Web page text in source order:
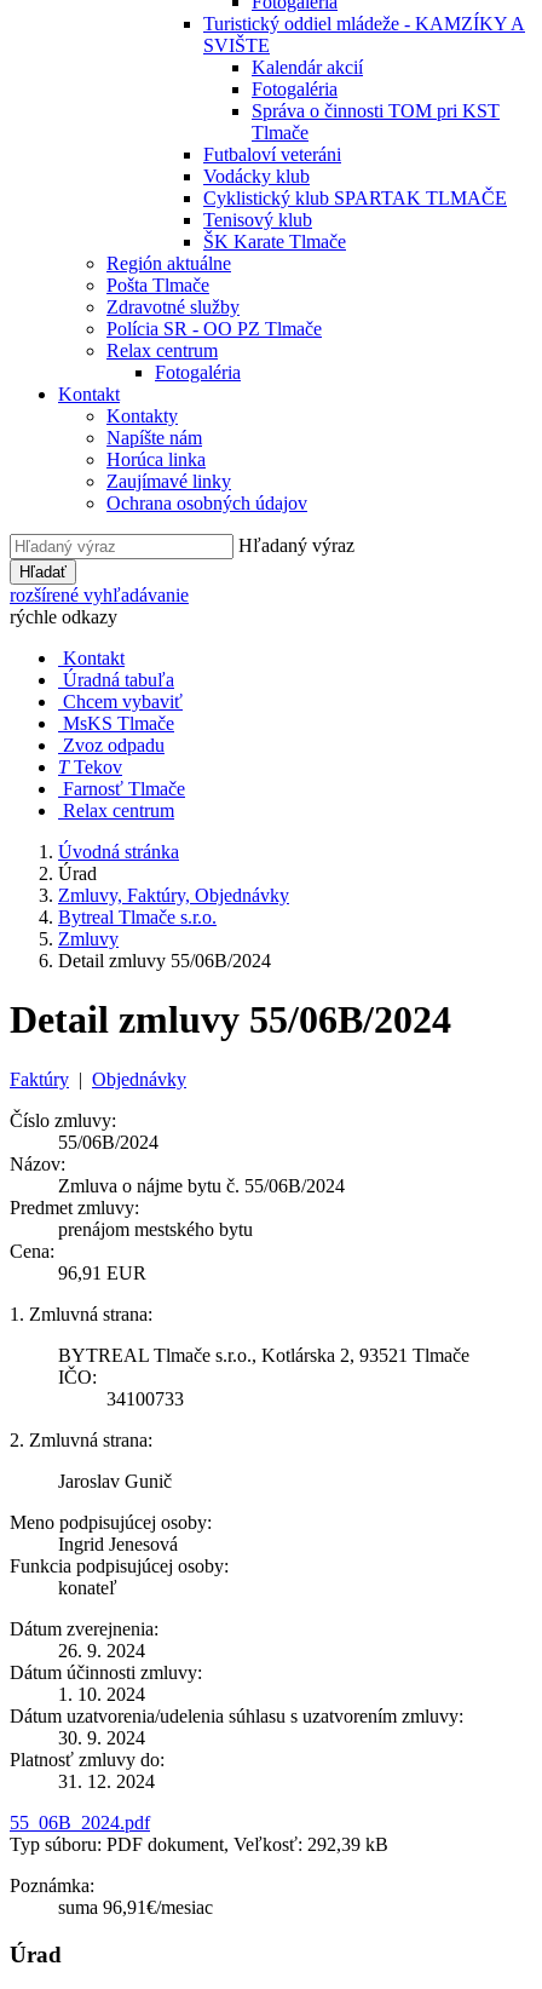
Turistický oddiel mládeže - KAMZÍKY A
SVIŠTE
Kalendár akcií
Fotogaléria
Správa o činnosti TOM pri KST
Tlmače
Futbaloví veteráni
Vodácky klub
Cyklistický klub SPARTAK TLMAČE
Tenisový klub
ŠK Karate Tlmače
Región aktuálne
Pošta Tlmače
Zdravotné služby
Polícia SR - OO PZ Tlmače
Relax centrum
Fotogaléria
Kontakt
Kontakty
Napíšte nám
Horúca linka
Zaujímavé linky
Ochrana osobných údajov
Hľadaný výraz
Hľadať
rozšírené vyhľadávanie
rýchle odkazy
Kontakt
Úradná tabuľa
Chcem vybaviť
MsKS Tlmače
Zvoz odpadu
T Tekov
Farnosť Tlmače
Relax centrum
Úvodná stránka
Úrad
Zmluvy, Faktúry, Objednávky
Bytreal Tlmače s.r.o.
Zmluvy
Detail zmluvy 55/06B/2024
Detail zmluvy 55/06B/2024
Faktúry | Objednávky
Číslo zmluvy:
55/06B/2024
Názov:
Zmluva o nájme bytu č. 55/06B/2024
Predmet zmluvy:
prenájom mestského bytu
Cena:
96,91 EUR
1. Zmluvná strana:
BYTREAL Tlmače s.r.o., Kotlárska 2, 93521 Tlmače
IČO:
34100733
2. Zmluvná strana:
Jaroslav Gunič
Meno podpisujúcej osoby:
Ingrid Jenesová
Funkcia podpisujúcej osoby:
konateľ
Dátum zverejnenia:
26. 9. 2024
Dátum účinnosti zmluvy:
1. 10. 2024
Dátum uzatvorenia/udelenia súhlasu s uzatvorením zmluvy:
30. 9. 2024
Platnosť zmluvy do:
31. 12. 2024
55_06B_2024.pdf
Typ súboru: PDF dokument, Veľkosť: 292,39 kB
Poznámka:
suma 96,91€/mesiac
Úrad